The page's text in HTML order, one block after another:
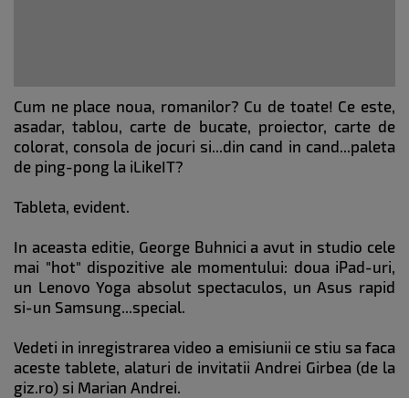
Cum ne place noua, romanilor? Cu de toate! Ce este,
asadar, tablou, carte de bucate, proiector, carte de
colorat, consola de jocuri si...din cand in cand...paleta
de ping-pong la iLikeIT?
Tableta, evident.
In aceasta editie, George Buhnici a avut in studio cele
mai "hot" dispozitive ale momentului: doua iPad-uri,
un Lenovo Yoga absolut spectaculos, un Asus rapid
si-un Samsung...special.
Vedeti in inregistrarea video a emisiunii ce stiu sa faca
aceste tablete, alaturi de invitatii Andrei Girbea (de la
giz.ro) si Marian Andrei.